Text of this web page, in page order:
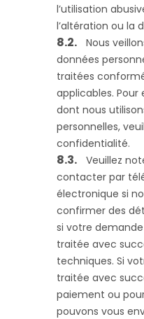
l’utilisation
l’altération ou la
Nous
données
traitées
applicables. Pour
dont nous
personnelles,
confidentialité.
Veuillez
contacter par
électronique si
confirmer des
si votre
traitée avec
techniques. Si
traitée avec
paiement ou
pouvons vous